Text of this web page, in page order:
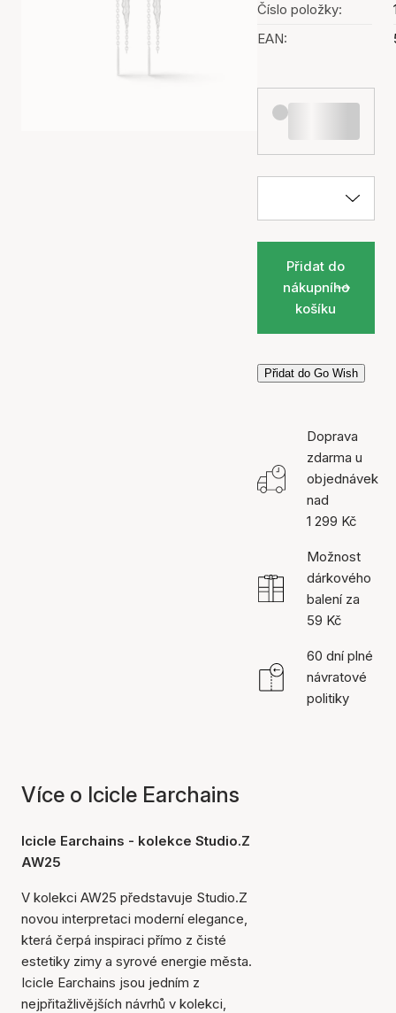
Číslo položky:
EAN:
Přidat do
nákupního
košíku
Přidat do Go Wish
Doprava
zdarma u
objednávek
nad
1 299 Kč
Možnost
dárkového
balení za
59 Kč
60 dní plné
návratové
politiky
Více o Icicle Earchains
Icicle Earchains - kolekce Studio.Z
AW25
V kolekci AW25 představuje Studio.Z
novou interpretaci moderní elegance,
která čerpá inspiraci přímo z čisté
estetiky zimy a syrové energie města.
Icicle Earchains jsou jedním z
nejpřitažlivějších návrhů v kolekci,